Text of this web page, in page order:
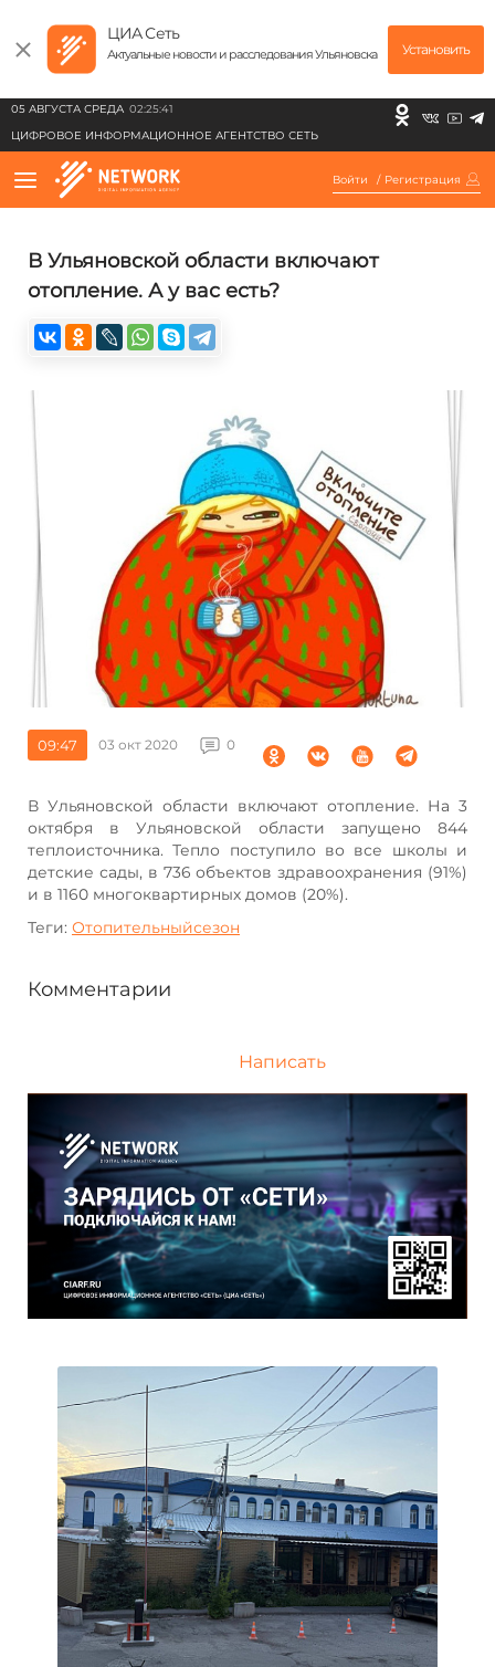
ЦИА Сеть
Актуальные новости и расследования Ульяновска Установить
05 АВГУСТА СРЕДА 02:25:41
ЦИФРОВОЕ ИНФОРМАЦИОННОЕ АГЕНТСТВО СЕТЬ
Войти / Регистрация
В Ульяновской области включают
отопление. А у вас есть?
09:47 03 окт 2020 0
В Ульяновской области включают отопление. На 3
октября в Ульяновской области запущено 844
теплоисточника. Тепло поступило во все школы и
детские сады, в 736 объектов здравоохранения (91%)
и в 1160 многоквартирных домов (20%).
Теги: Отопительныйсезон
Комментарии
Написать